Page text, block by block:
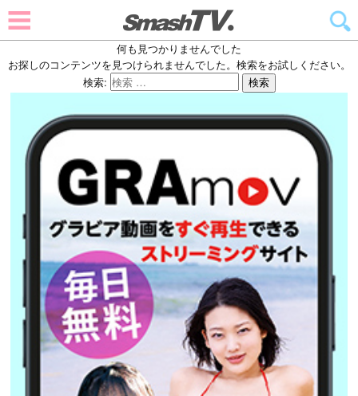
何も見つかりませんでした
お探しのコンテンツを見つけられませんでした。検索をお試しください。
検索:
検索